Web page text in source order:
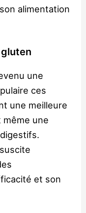
alimentation
une
ces
une meilleure
une
et son